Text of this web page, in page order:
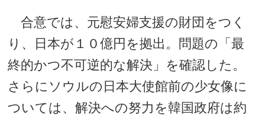
合意では、元慰安婦支援の財団をつく
り、日本が１０億円を拠出。問題の「最
終的かつ不可逆的な解決」を確認した。
さらにソウルの日本大使館前の少女像に
ついては、解決への努力を韓国政府は約